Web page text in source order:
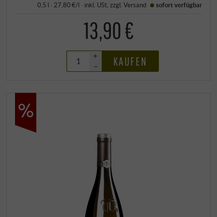
0,5 l · 27,80 €/l · inkl. USt , zzgl.Versand sofort verfügbar
13,90 €
+
–
KAUFEN